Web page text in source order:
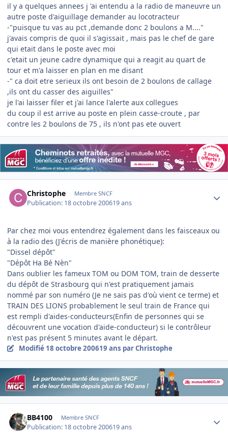
il y a quelques annees j 'ai entendu a la radio de maneuvre un
autre poste d'aiguillage demander au locotracteur
-"puisque tu vas au pct ,demande donc 2 boulons a M...."
j'avais compris de quoi il s'agissait , mais pas le chef de gare
qui etait dans le poste avec moi
c'etait un jeune cadre dynamique qui a reagit au quart de
tour et m'a laisser en plan en me disant
-" ca doit etre serieux ils ont besoin de 2 boulons de callage
,ils ont du casser des aiguilles"
je l'ai laisser filer et j'ai lance l'alerte aux collegues
du coup il est arrive au poste en plein casse-croute , par
contre les 2 boulons de 75 , ils n'ont pas ete ouvert
Christophe Membre SNCF
Publication: 18 octobre 200619 ans
Par chez moi vous entendrez également dans les faisceaux ou
à la radio des (J'écris de manière phonétique):
"Dissel dépôt"
"Dépôt Ha Bé Nèn"
Dans oublier les fameux TOM ou DOM TOM, train de desserte
du dépôt de Strasbourg qui n'est pratiquement jamais
nommé par son numéro (Je ne sais pas d'où vient ce terme) et
TRAIN DES LIONS probablement le seul train de France qui
est rempli d'aides-conducteurs(Enfin de personnes qui se
découvrent une vocation d'aide-conducteur) si le contrôleur
n'est pas présent 5 minutes avant le départ.
Modifié 18 octobre 200619 ans par Christophe
BB4100 Membre SNCF
Publication: 18 octobre 200619 ans